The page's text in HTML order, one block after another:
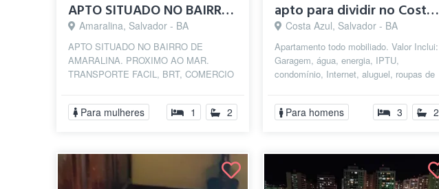
APTO SITUADO NO BAIRRO DE AMARALINA. PRO...
Amaralina, Salvador - BA
APTO SITUADO NO BAIRRO DE
AMARALINA. PROXIMO AO MAR.
TRANSPORTE FACIL, BRT, COMERCIO
SUPERMERCADO, Praias, Farmácias
PROXIMO...
Para mulheres 1 2
apto para dividir no Costa Azul
Costa Azul, Salvador - BA
Apartamento todo mobiliado. Valor Inclui:
Garagem, água, energia, IPTU,
condomínio, Internet, aluguel, roupas de
Para homens 3 2